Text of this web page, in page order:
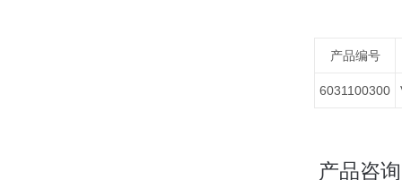
产品编号
6031100300
产品咨询